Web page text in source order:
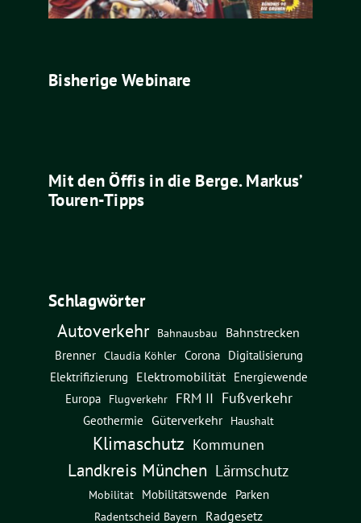
Bisherige Webinare
Mit den Öffis in die Berge. Markus’
Touren-Tipps
Schlagwörter
Autoverkehr Bahnausbau
Bahnstrecken
Brenner Claudia Köhler Corona
Digitalisierung
Elektrifizierung
Elektromobilität Energiewende
Europa Flugverkehr FRM II Fußverkehr
Geothermie Güterverkehr Haushalt
Klimaschutz Kommunen
Landkreis München Lärmschutz
Mobilität Mobilitätswende Parken
Radentscheid Bayern Radgesetz